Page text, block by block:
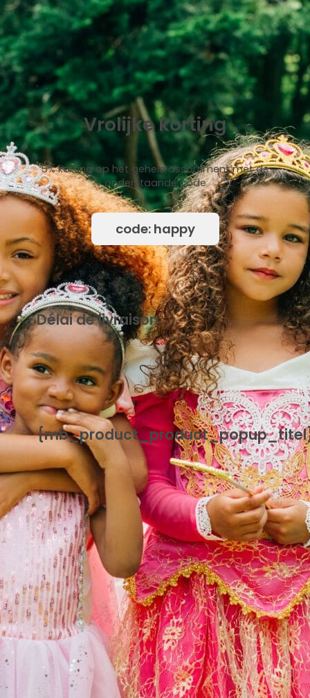
Vrolijke korting
5% korting op het gehele assortiment met de
onderstaande code
code: happy
Délai de livraison
{mb_levertijd-uitleg_uitleg_standaard_levertijd}
{mb_product_product_handleiding}